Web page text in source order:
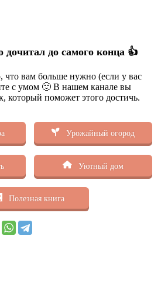
дочитал до самого конца 👍
что вам больше нужно (если у вас
с умом 🙂 В нашем канале вы
который поможет этого достичь.
Урожайный огород
Уютный дом
Полезная книга